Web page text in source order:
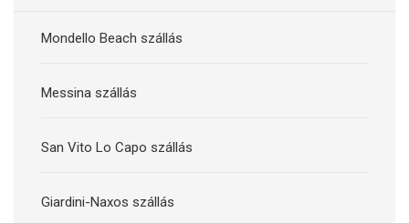
Mondello Beach szállás
Messina szállás
San Vito Lo Capo szállás
Giardini-Naxos szállás